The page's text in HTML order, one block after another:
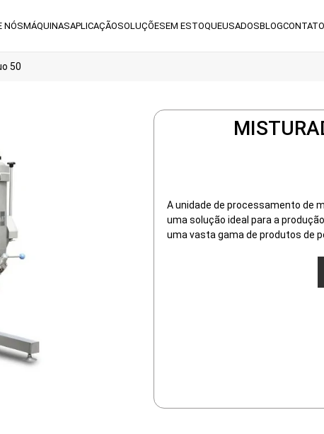
NÓSMÁQUINASAPLICAÇÃOSOLUÇÕESEM ESTOQUEUSADOSBLOG
50
A unidade de processamento de
uma solução ideal para a
uma vasta gama de produtos de